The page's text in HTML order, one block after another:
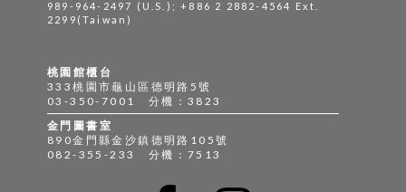
桃園館櫃台
333桃園市龜山區德明路5號
03-350-7001 分機：3823
金門圖書室
890金門縣金沙鎮德明路105號
082-355-233 分機：7513
989-964-2497 (U.S.); +886 2 2882-4564 Ext.
2299(Taiwan)